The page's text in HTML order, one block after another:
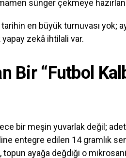
sünger çekmeye
en büyük turnuvası yok;
zekâ ihtilali var.
Bir “Futbol
bir meşin yuvarlak değil;
entegre edilen 14 gramlık
topun ayağa değdiği o